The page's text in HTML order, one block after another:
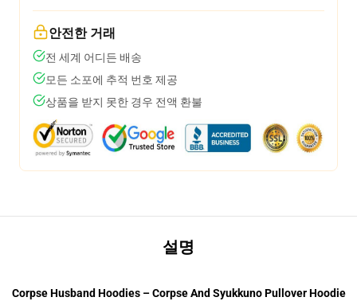
안전한 거래
전 세계 어디든 배송
모든 소포에 추적 번호 제공
상품을 받지 못한 경우 전액 환불
설명
Corpse Husband Hoodies – Corpse And Syukkuno Pullover Hoodie